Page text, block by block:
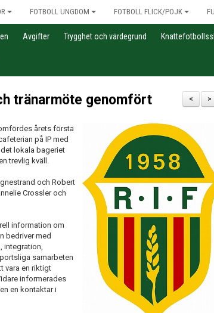
FOTBOLL UNGDOM FOTBOLL FLICK/POJK
Avgifter Trygghet och värdegrund
>
<
tränarmöte genomfört
årets första
på IP med
lokala bageriet
trevlig kväll.
och Robert
Crossler och
information om
bedriver med
integration,
samarbeten
vara en riktigt
informerades
en kontaktar i